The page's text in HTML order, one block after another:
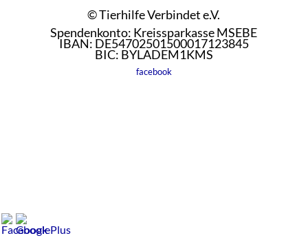
© Tierhilfe Verbindet e.V.
Spendenkonto: Kreissparkasse MSEBE
IBAN: DE54702501500017123845
BIC: BYLADEM1KMS
facebook